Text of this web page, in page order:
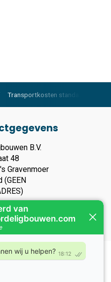
Transportkosten standaard €150,-
B.V.
48
Gravenmoer
(GEEN
93119135
NL866283006B01